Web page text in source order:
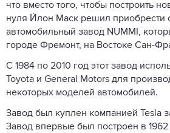
что вместо того, чтобы построить
нуля И́лон Маск решил приобрести
автомобильный завод NUMMI,
городе Фремонт, на Востоке Сан-
С 1984 по 2010 год этот завод
Toyota и General Motors для
некоторых моделей автомобилей.
Завод был куплен компанией Tesla
Завод впервые был построен в